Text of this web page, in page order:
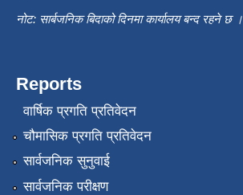
नोट: सार्बजनिक बिदाको दिनमा कार्यालय बन्द रहने छ ।
Reports
वार्षिक प्रगति प्रतिवेदन
चौमासिक प्रगति प्रतिवेदन
सार्वजनिक सुनुवाई
सार्वजनिक परीक्षण